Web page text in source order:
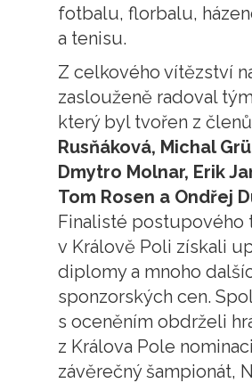
fotbalu, florbalu,
a tenisu.
Z celkového vítězství
zaslouženě radoval tým
který byl tvořen z členů
Rusňáková, Michal
Dmytro Molnar, Erik
Tom Rosen a Ondřej
Finalisté postupového
v Králově Poli získali
diplomy a mnoho
sponzorských cen.
s oceněním obdrželi
z Králova Pole
závěrečný šampionát,